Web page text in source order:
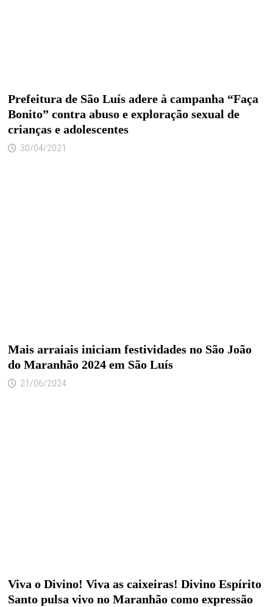
Prefeitura de São Luís adere à campanha “Faça
Bonito” contra abuso e exploração sexual de
crianças e adolescentes
30/04/2021
Mais arraiais iniciam festividades no São João
do Maranhão 2024 em São Luís
21/06/2024
Viva o Divino! Viva as caixeiras! Divino Espírito
Santo pulsa vivo no Maranhão como expressão